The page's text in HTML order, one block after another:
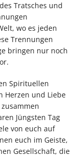
Tratsches und
wo es jeden
Trennungen
bringen nur noch
Spirituellen
Herzen und Liebe
Jüngsten Tag
von euch auf
euch im Geiste,
Gesellschaft, die